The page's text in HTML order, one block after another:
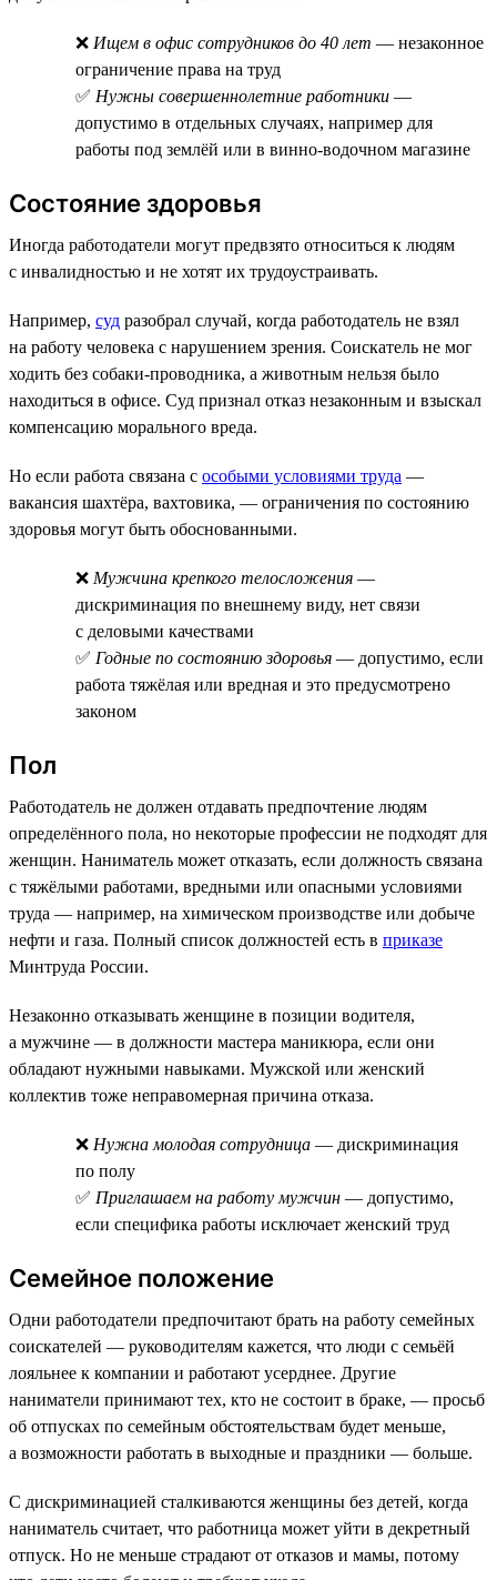
❌ Ищем в офис сотрудников до 40 лет — незаконное
ограничение права на труд
✅ Нужны совершеннолетние работники —
допустимо в отдельных случаях, например для
работы под землёй или в винно-водочном магазине
Состояние здоровья
Иногда работодатели могут предвзято относиться к людям
с инвалидностью и не хотят их трудоустраивать.
Например, суд разобрал случай, когда работодатель не взял
на работу человека с нарушением зрения. Соискатель не мог
ходить без собаки-проводника, а животным нельзя было
находиться в офисе. Суд признал отказ незаконным и взыскал
компенсацию морального вреда.
Но если работа связана с особыми условиями труда —
вакансия шахтёра, вахтовика, — ограничения по состоянию
здоровья могут быть обоснованными.
❌ Мужчина крепкого телосложения —
дискриминация по внешнему виду, нет связи
с деловыми качествами
✅ Годные по состоянию здоровья — допустимо, если
работа тяжёлая или вредная и это предусмотрено
законом
Пол
Работодатель не должен отдавать предпочтение людям
определённого пола, но некоторые профессии не подходят для
женщин. Наниматель может отказать, если должность связана
с тяжёлыми работами, вредными или опасными условиями
труда — например, на химическом производстве или добыче
нефти и газа. Полный список должностей есть в приказе
Минтруда России.
Незаконно отказывать женщине в позиции водителя,
а мужчине — в должности мастера маникюра, если они
обладают нужными навыками. Мужской или женский
коллектив тоже неправомерная причина отказа.
❌ Нужна молодая сотрудница — дискриминация
по полу
✅ Приглашаем на работу мужчин — допустимо,
если специфика работы исключает женский труд
Семейное положение
Одни работодатели предпочитают брать на работу семейных
соискателей — руководителям кажется, что люди с семьёй
лояльнее к компании и работают усерднее. Другие
наниматели принимают тех, кто не состоит в браке, — просьб
об отпусках по семейным обстоятельствам будет меньше,
а возможности работать в выходные и праздники — больше.
С дискриминацией сталкиваются женщины без детей, когда
наниматель считает, что работница может уйти в декретный
отпуск. Но не меньше страдают от отказов и мамы, потому